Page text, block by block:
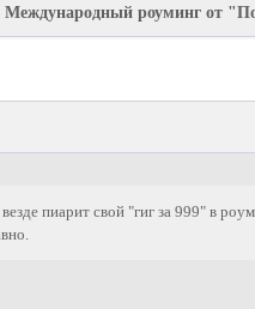
Международный роуминг от
пиарит свой "гиг за 999" в